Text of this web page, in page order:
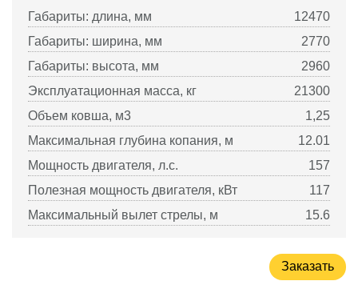
Габариты: длина, мм
12470
Габариты: ширина, мм
2770
Габариты: высота, мм
2960
Эксплуатационная масса, кг
21300
Объем ковша, м3
1,25
Максимальная глубина копания, м
12.01
Мощность двигателя, л.с.
157
Полезная мощность двигателя, кВт
117
Максимальный вылет стрелы, м
15.6
Заказать